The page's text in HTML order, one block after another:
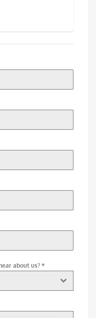
about us? *